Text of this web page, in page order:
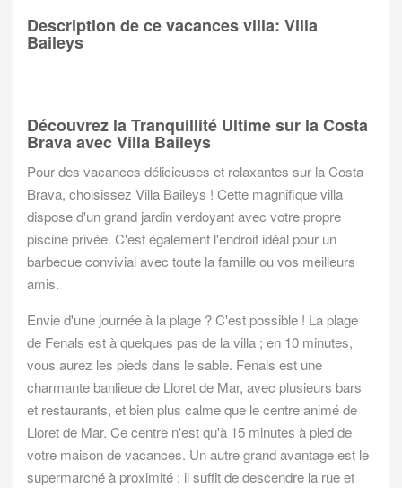
Description de ce vacances villa: Villa
Baileys
Découvrez la Tranquillité Ultime sur la Costa
Brava avec Villa Baileys
Pour des vacances délicieuses et relaxantes sur la Costa
Brava, choisissez Villa Baileys ! Cette magnifique villa
dispose d'un grand jardin verdoyant avec votre propre
piscine privée. C'est également l'endroit idéal pour un
barbecue convivial avec toute la famille ou vos meilleurs
amis.
Envie d'une journée à la plage ? C'est possible ! La plage
de Fenals est à quelques pas de la villa ; en 10 minutes,
vous aurez les pieds dans le sable. Fenals est une
charmante banlieue de Lloret de Mar, avec plusieurs bars
et restaurants, et bien plus calme que le centre animé de
Lloret de Mar. Ce centre n'est qu'à 15 minutes à pied de
votre maison de vacances. Un autre grand avantage est le
supermarché à proximité ; il suffit de descendre la rue et